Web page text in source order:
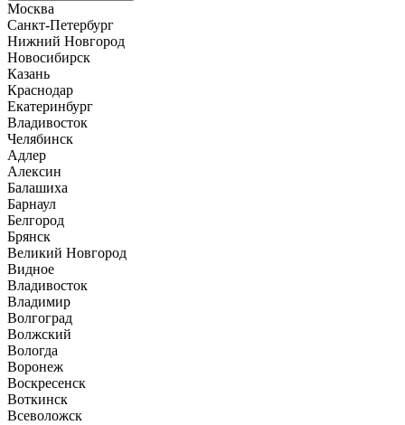
Москва
Санкт-Петербург
Нижний Новгород
Новосибирск
Казань
Краснодар
Екатеринбург
Владивосток
Челябинск
Адлер
Алексин
Балашиха
Барнаул
Белгород
Брянск
Великий Новгород
Видное
Владивосток
Владимир
Волгоград
Волжский
Вологда
Воронеж
Воскресенск
Воткинск
Всеволожск